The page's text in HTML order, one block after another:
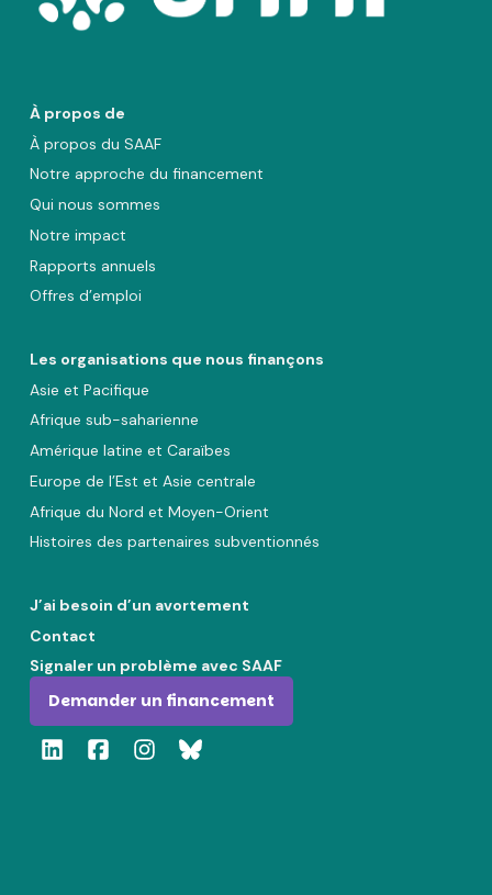
À propos de
À propos du SAAF
Notre approche du financement
Qui nous sommes
Notre impact
Rapports annuels
Offres d’emploi
Les organisations que nous finançons
Asie et Pacifique
Afrique sub-saharienne
Amérique latine et Caraïbes
Europe de l’Est et Asie centrale
Afrique du Nord et Moyen-Orient
Histoires des partenaires subventionnés
J’ai besoin d’un avortement
Contact
Signaler un problème avec SAAF
Demander un financement